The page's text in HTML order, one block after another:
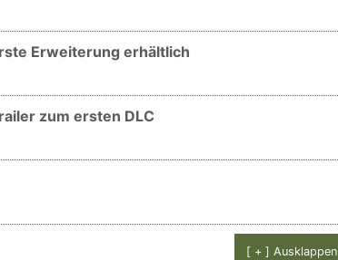
Erweiterung erhältlich
zum ersten DLC
[ + ] Ausklappen